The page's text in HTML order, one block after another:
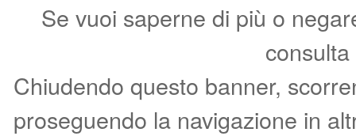
Se vuoi saperne di più o
Chiudendo questo banner,
proseguendo la navigazione in